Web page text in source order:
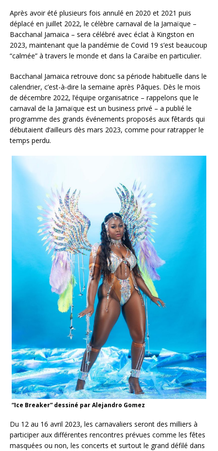
Après avoir été plusieurs fois annulé en 2020 et 2021 puis
déplacé en juillet 2022, le célèbre carnaval de la Jamaïque –
Bacchanal Jamaica – sera célébré avec éclat à Kingston en
2023, maintenant que la pandémie de Covid 19 s’est beaucoup
“calmée” à travers le monde et dans la Caraïbe en particulier.
Bacchanal Jamaica retrouve donc sa période habituelle dans le
calendrier, c’est-à-dire la semaine après Pâques. Dès le mois
de décembre 2022, l’équipe organisatrice – rappelons que le
carnaval de la Jamaïque est un business privé – a publié le
programme des grands événements proposés aux fêtards qui
débutaient d’ailleurs dès mars 2023, comme pour ratrapper le
temps perdu.
“Ice Breaker” dessiné par Alejandro Gomez
Du 12 au 16 avril 2023, les carnavaliers seront des milliers à
participer aux différentes rencontres prévues comme les fêtes
masquées ou non, les concerts et surtout le grand défilé dans